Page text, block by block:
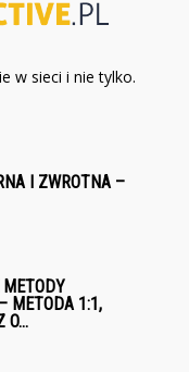
w sieci i nie tylko.
I ZWROTNA –
METODA 1:1,
O...